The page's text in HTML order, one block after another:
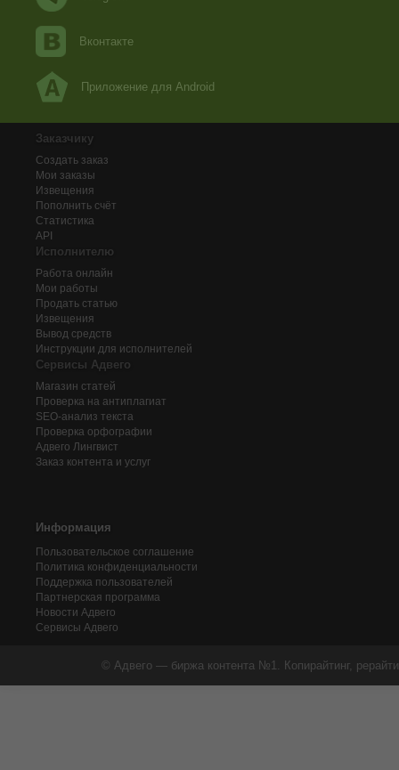
Вконтакте
Приложение для Android
Заказчику
Создать заказ
Мои заказы
Извещения
Пополнить счёт
Статистика
API
Исполнителю
Работа онлайн
Мои работы
Продать статью
Извещения
Вывод средств
Инструкции для исполнителей
Сервисы Адвего
Магазин статей
Проверка на антиплагиат
SEO-анализ текста
Проверка орфографии
Адвего Лингвист
Заказ контента и услуг
Информация
Пользовательское соглашение
Политика конфиденциальности
Поддержка пользователей
Партнерская программа
Новости Адвего
Сервисы Адвего
© Адвего — биржа контента №1. Копирайтинг,